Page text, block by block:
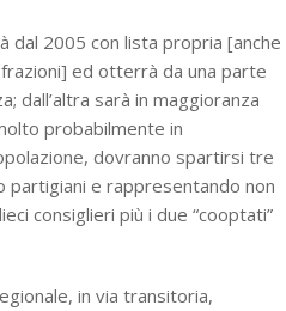
2005 con lista propria [anche
ed otterrà da una parte
dall’altra sarà in maggioranza
probabilmente in
dovranno spartirsi tre
partigiani e rappresentando non
consiglieri più i due “cooptati”
in via transitoria,